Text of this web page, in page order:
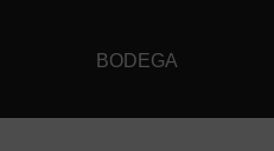
BODEGA